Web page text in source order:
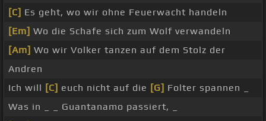
[C] Es geht, wo wir ohne Feuerwacht handeln
[Em] Wo die Schafe sich zum Wolf verwandeln
[Am] Wo wir Volker tanzen auf dem Stolz der
Andren
Ich will [C] euch nicht auf die [G] Folter spannen _
Was in _ _ Guantanamo passiert, _